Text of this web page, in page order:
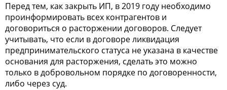
Перед тем, как закрыть ИП, в 2019 году необходимо
проинформировать всех контрагентов и
договориться о расторжении договоров. Следует
учитывать, что если в договоре ликвидация
предпринимательского статуса не указана в качестве
основания для расторжения, сделать это можно
только в добровольном порядке по договоренности,
либо через суд.